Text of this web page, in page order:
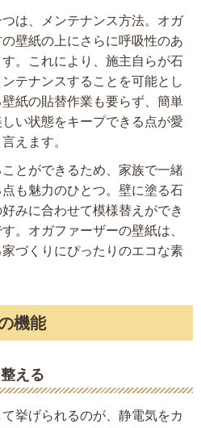
は、メンテナンス方法。オガ
壁紙の上にさらに呼吸性のあ
。これにより、施主自らが石
テナンスすることを可能とし
紙の貼替作業も要らず、簡単
い状態をキープできる点が愛
えます。
とができるため、家族で一緒
も魅力のひとつ。壁に塗る石
みに合わせて模様替えができ
。オガファーザーの壁紙は、
づくりにぴったりのエコな素
機能
える
挙げられるのが、静電気をカ